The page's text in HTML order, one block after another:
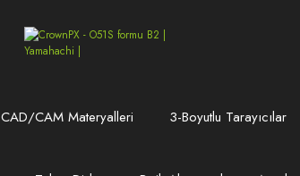
CAD/CAM Materyalleri 3-Boyutlu Tarayıcılar